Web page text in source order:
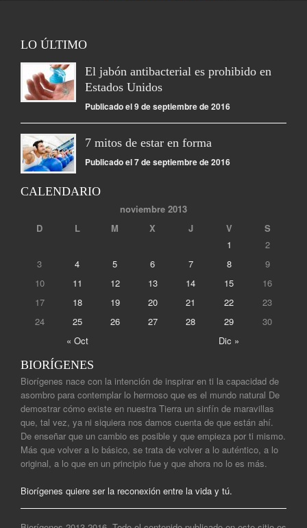
LO ÚLTIMO
El jabón antibacterial es prohibido en
Estados Unidos
Publicado el 9 de septiembre de 2016
7 mitos de estar en forma
Publicado el 7 de septiembre de 2016
CALENDARIO
noviembre 2013
D
L M X J V S
« Oct Dic »
1
2
3
4 5 6 7 8
9
10
11 12 13 14 15
16
17
18 19 20 21 22
23
24
25 26 27 28 29 30
BIORÍGENES
Biorígenes nace con la intención de inspirar en ti la capacidad de
asombro para contemplar lo hermoso que es el mundo natural De
demostrar cómo existe en nuestra Tierra un sinfín de maravillas
que, tal vez, ya ni siquiera nos damos cuenta de que están ahí.
De enseñar que un cambio es posible y que empieza por ti mismo.
Más que volver a lo básico, se trata de volver a lo auténtico, a lo
original, a lo que en un principio fue y que ahora no lo es más.
Biorígenes quiere ser la reconexión entre la vida y tú.